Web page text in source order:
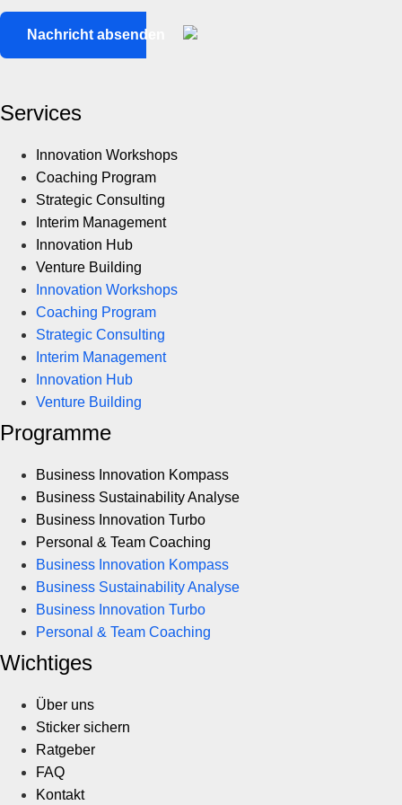
Services
Innovation Workshops
Coaching Program
Strategic Consulting
Interim Management
Innovation Hub
Venture Building
Innovation Workshops
Coaching Program
Strategic Consulting
Interim Management
Innovation Hub
Venture Building
Programme
Business Innovation Kompass
Business Sustainability Analyse
Business Innovation Turbo
Personal & Team Coaching
Business Innovation Kompass
Business Sustainability Analyse
Business Innovation Turbo
Personal & Team Coaching
Wichtiges
Über uns
Sticker sichern
Ratgeber
FAQ
Kontakt